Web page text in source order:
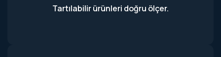
Tartılabilir ürünleri doğru ölçer.